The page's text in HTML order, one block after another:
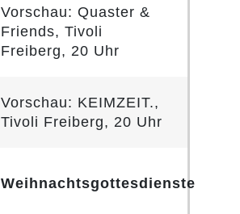
Vorschau: Quaster &
Friends, Tivoli
Freiberg, 20 Uhr
Vorschau: KEIMZEIT.,
Tivoli Freiberg, 20 Uhr
Weihnachtsgottesdienste